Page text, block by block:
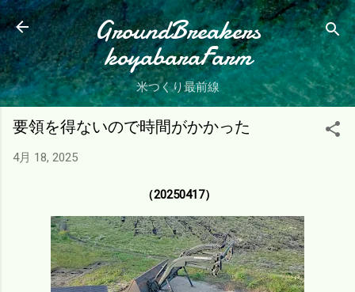
スキップしてメイン コンテンツに移動
GroundBreakers
koyabaraFarm
米つくり最前線
要領を得ないので時間がかかった
4月 18, 2025
（20250417）